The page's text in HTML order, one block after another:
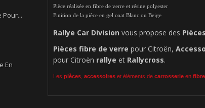
Pour...
En
Pièce réalisée en fibre de verre et résine polyester
Finition de la pièce en gel coat Blanc ou Beige
Rallye Car Division vous propose des
Pièces fibre de verre pour Citroën,
pour Citroën rallye et Rallycross.
Les pièces, accessoireset éléments de carrosserieen